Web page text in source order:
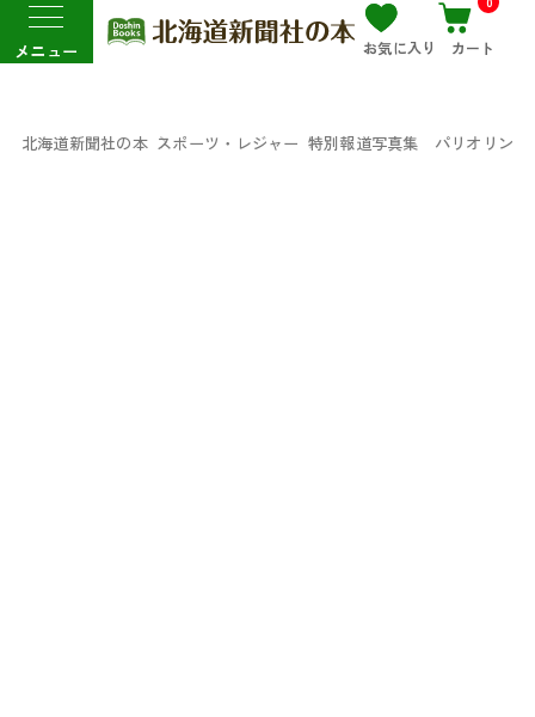
メニュー お気に入り カート
北海道新聞社の本 スポーツ・レジャー 特別報道写真集 パリオリンピ